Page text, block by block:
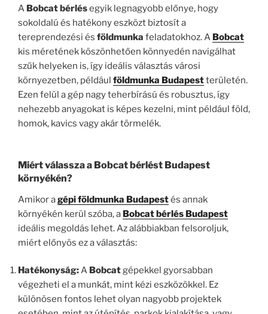
A Bobcat bérlésegyik legnagyobb előnye, hogy
sokoldalú és hatékony eszközt biztosít a
tereprendezési és földmunka feladatokhoz. A Bobcat
kis méretének köszönhetően könnyedén navigálhat
szűk helyeken is, így ideális választás városi
környezetben, például földmunka Budapestterületén.
Ezen felül a gép nagy teherbírású és robusztus, így
nehezebb anyagokat is képes kezelni, mint például föld,
homok, kavics vagy akár törmelék.
Miért válassza a Bobcat bérlést Budapest
környékén?
Amikor agépi földmunka Budapestés annak
környékén kerül szóba, a Bobcat bérlés Budapest
ideális megoldás lehet. Az alábbiakban felsoroljuk,
miért előnyös ez a választás:
Hatékonyság:A Bobcatgépekkel gyorsabban
végezheti el a munkát, mint kézi eszközökkel. Ez
különösen fontos lehet olyan nagyobb projektek